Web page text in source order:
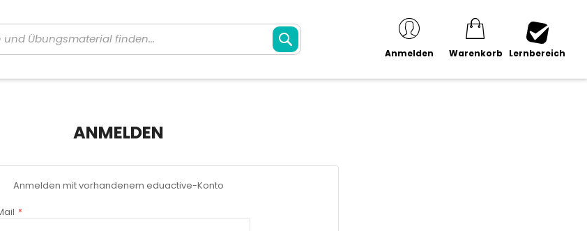
SUCHE
Anmelden Warenkorb Lernbereich
ANMELDEN
Anmelden mit vorhandenem eduactive-Konto